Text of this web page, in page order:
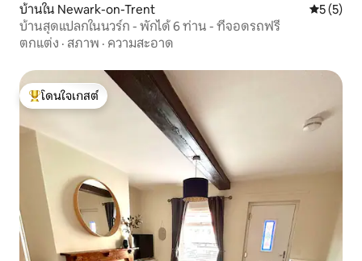
บ้านใน Newark-on-Trent คะแนนเฉ
5 (5)
บ้านสุดแปลกในนวร์ก - พักได้ 6 ท่าน - ที่จอดรถฟรี
ตกแต่ง · สภาพ · ความสะอาด
โดนใจเกสต์ที่สุด
โดนใจเกสต์